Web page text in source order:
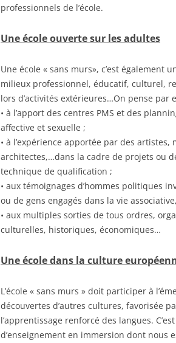
professionnels de l’école.
Une école ouverte sur les adultes
Une école « sans murs», c’est également
milieux professionnel, éducatif, culturel,
lors d’activités extérieures…On pense par
• à l’apport des centres PMS et des
affective et sexuelle ;
• à l’expérience apportée par des
architectes,…dans la cadre de projets ou
technique de qualification ;
• aux témoignages d’hommes politiques
ou de gens engagés dans la vie
• aux multiples sorties de tous ordres,
culturelles, historiques, économiques…
Une école dans la culture
L’école « sans murs » doit participer à
découvertes d’autres cultures, favorisée
l’apprentissage renforcé des langues.
d’enseignement en immersion dont nous